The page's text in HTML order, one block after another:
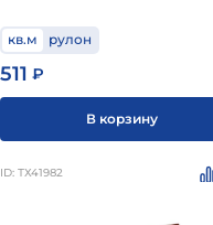
кв.м рулон
511 ₽
В корзину
ID: ТХ41982